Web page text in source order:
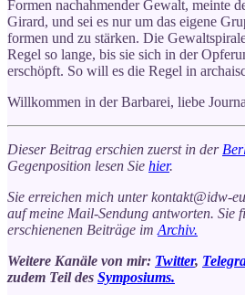
Formen nachahmender Gewalt, meinte
Girard, und sei es nur um das eigene
formen und zu stärken. Die
Regel so lange, bis sie sich in der
erschöpft. So will es die Regel in
Willkommen in der Barbarei, liebe
Dieser Beitrag erschien zuerst in der
Gegenposition lesen Sie hier.
Sie erreichen mich unter kontakt@idw-
auf meine Mail-Sendung antworten. Sie
erschienenen Beiträge im Archiv.
Weitere Kanäle von mir: Twitter,
zudem Teil des Symposiums.